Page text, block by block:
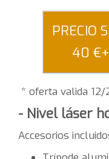
PRECIO
40
* oferta valida 12/
- Nivel láser
Accesorios